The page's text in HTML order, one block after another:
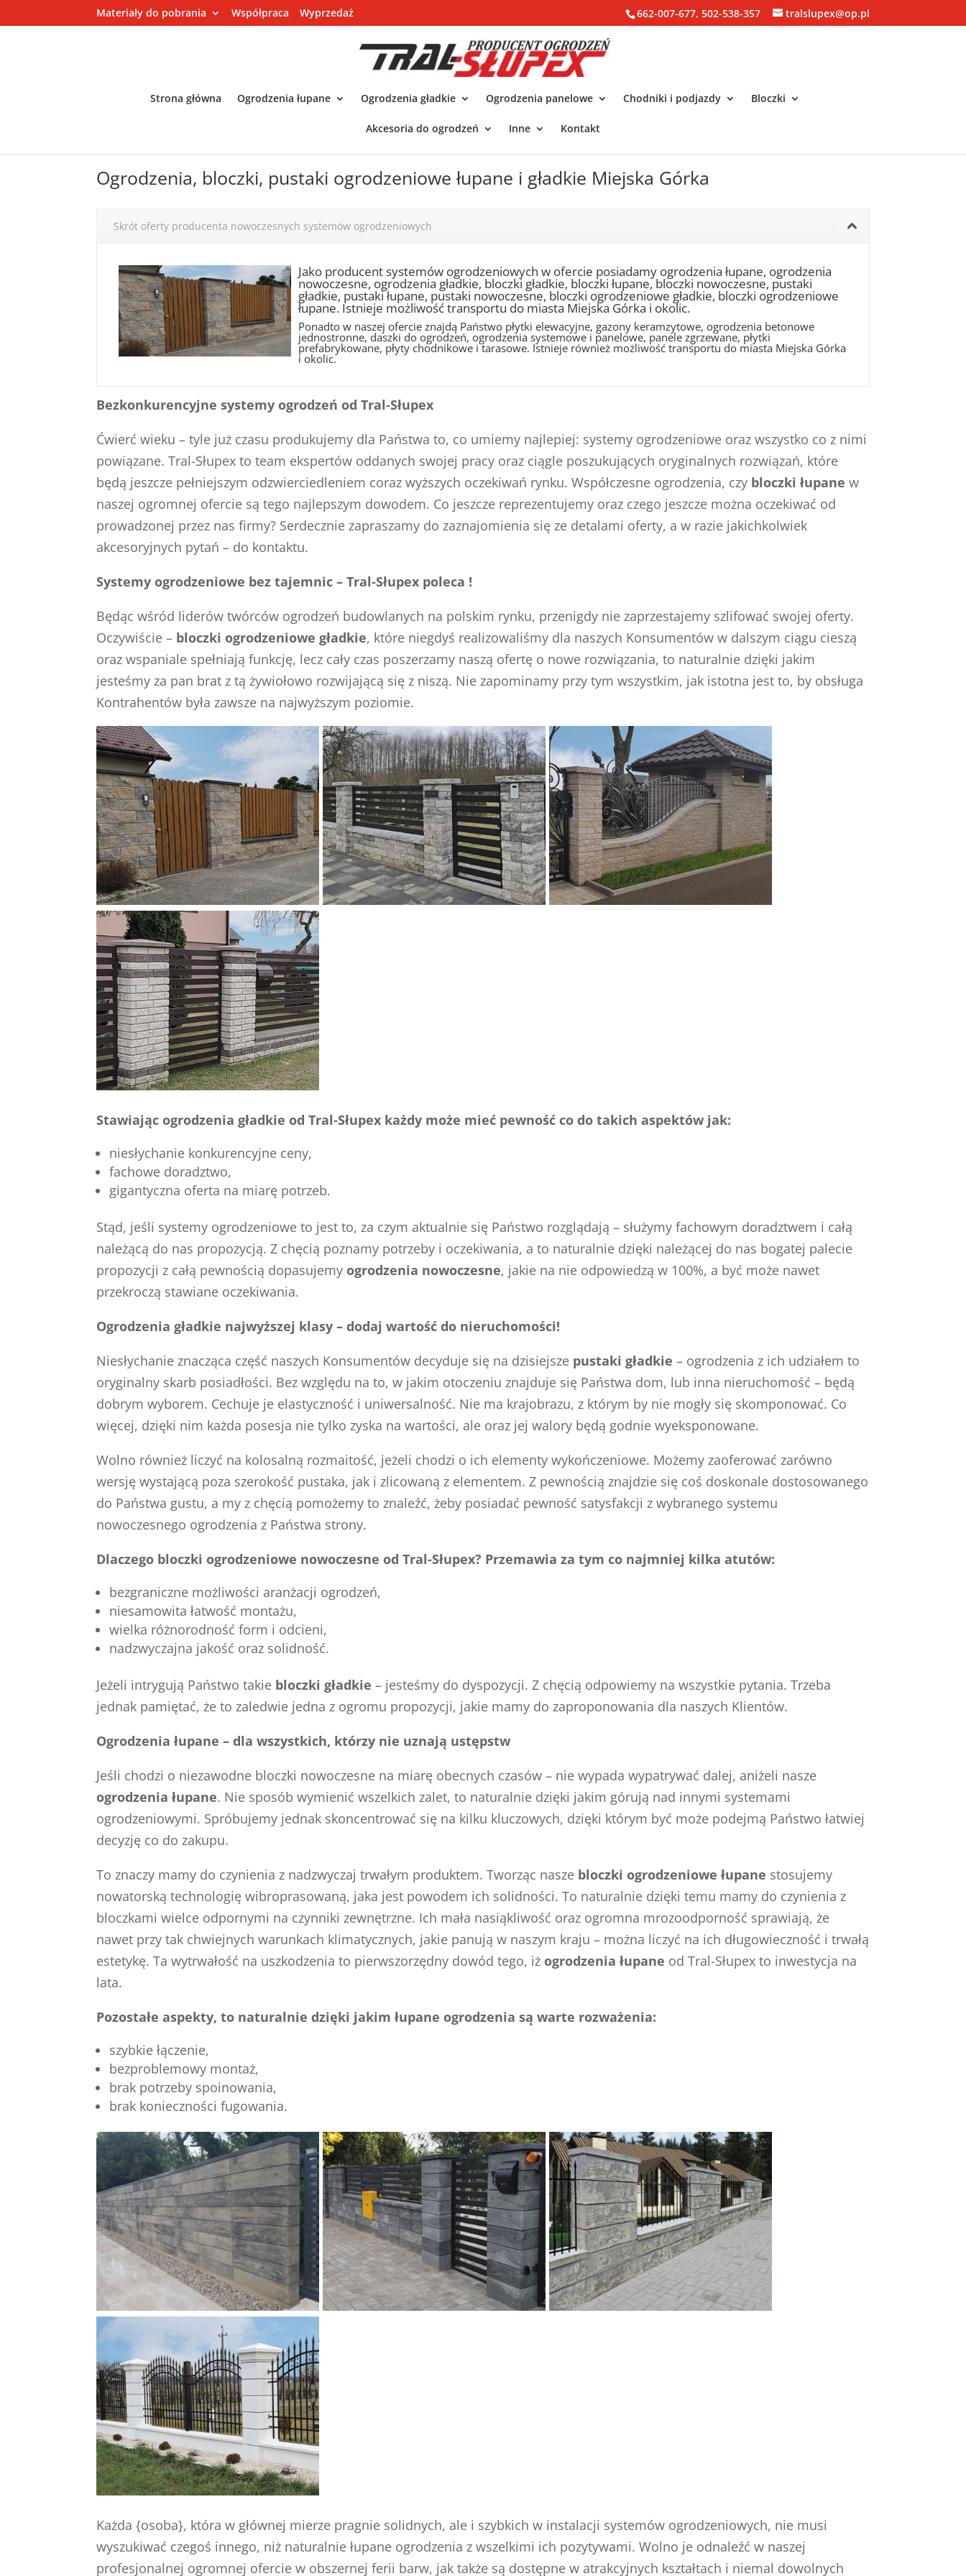
662-007-677, 502-538-357 tralslupex@op.pl
Materiały do pobrania Współpraca Wyprzedaż
Strona główna Ogrodzenia łupane Ogrodzenia gładkie Ogrodzenia panelowe Chodniki i podjazdy Bloczki
Akcesoria do ogrodzeń Inne Kontakt
Ogrodzenia, bloczki, pustaki ogrodzeniowe łupane i gładkie Miejska Górka
Skrót oferty producenta nowoczesnych systemów ogrodzeniowych
Jako producent systemów ogrodzeniowych w ofercie posiadamy ogrodzenia łupane, ogrodzenia
nowoczesne, ogrodzenia gładkie, bloczki gładkie, bloczki łupane, bloczki nowoczesne, pustaki
gładkie, pustaki łupane, pustaki nowoczesne, bloczki ogrodzeniowe gładkie, bloczki ogrodzeniowe
łupane. Istnieje możliwość transportu do miasta Miejska Górka i okolic.
Ponadto w naszej ofercie znajdą Państwo płytki elewacyjne, gazony keramzytowe, ogrodzenia betonowe
jednostronne, daszki do ogrodzeń, ogrodzenia systemowe i panelowe, panele zgrzewane, płytki
prefabrykowane, płyty chodnikowe i tarasowe. Istnieje również możliwość transportu do miasta Miejska Górka
i okolic.
Bezkonkurencyjne systemy ogrodzeń od Tral-Słupex
Ćwierć wieku – tyle już czasu produkujemy dla Państwa to, co umiemy najlepiej: systemy ogrodzeniowe oraz wszystko co z nimi
powiązane. Tral-Słupex to team ekspertów oddanych swojej pracy oraz ciągle poszukujących oryginalnych rozwiązań, które
będą jeszcze pełniejszym odzwierciedleniem coraz wyższych oczekiwań rynku. Współczesne ogrodzenia, czy bloczki łupane w
naszej ogromnej ofercie są tego najlepszym dowodem. Co jeszcze reprezentujemy oraz czego jeszcze można oczekiwać od
prowadzonej przez nas firmy? Serdecznie zapraszamy do zaznajomienia się ze detalami oferty, a w razie jakichkolwiek
akcesoryjnych pytań – do kontaktu.
Systemy ogrodzeniowe bez tajemnic – Tral-Słupex poleca !
Będąc wśród liderów twórców ogrodzeń budowlanych na polskim rynku, przenigdy nie zaprzestajemy szlifować swojej oferty.
Oczywiście – bloczki ogrodzeniowe gładkie, które niegdyś realizowaliśmy dla naszych Konsumentów w dalszym ciągu cieszą
oraz wspaniale spełniają funkcję, lecz cały czas poszerzamy naszą ofertę o nowe rozwiązania, to naturalnie dzięki jakim
jesteśmy za pan brat z tą żywiołowo rozwijającą się z niszą. Nie zapominamy przy tym wszystkim, jak istotna jest to, by obsługa
Kontrahentów była zawsze na najwyższym poziomie.
Stawiając ogrodzenia gładkie od Tral-Słupex każdy może mieć pewność co do takich aspektów jak:
niesłychanie konkurencyjne ceny,
fachowe doradztwo,
gigantyczna oferta na miarę potrzeb.
Stąd, jeśli systemy ogrodzeniowe to jest to, za czym aktualnie się Państwo rozglądają – służymy fachowym doradztwem i całą
należącą do nas propozycją. Z chęcią poznamy potrzeby i oczekiwania, a to naturalnie dzięki należącej do nas bogatej palecie
propozycji z całą pewnością dopasujemy ogrodzenia nowoczesne, jakie na nie odpowiedzą w 100%, a być może nawet
przekroczą stawiane oczekiwania.
Ogrodzenia gładkie najwyższej klasy – dodaj wartość do nieruchomości!
Niesłychanie znacząca część naszych Konsumentów decyduje się na dzisiejsze pustaki gładkie – ogrodzenia z ich udziałem to
oryginalny skarb posiadłości. Bez względu na to, w jakim otoczeniu znajduje się Państwa dom, lub inna nieruchomość – będą
dobrym wyborem. Cechuje je elastyczność i uniwersalność. Nie ma krajobrazu, z którym by nie mogły się skomponować. Co
więcej, dzięki nim każda posesja nie tylko zyska na wartości, ale oraz jej walory będą godnie wyeksponowane.
Wolno również liczyć na kolosalną rozmaitość, jeżeli chodzi o ich elementy wykończeniowe. Możemy zaoferować zarówno
wersję wystającą poza szerokość pustaka, jak i zlicowaną z elementem. Z pewnością znajdzie się coś doskonale dostosowanego
do Państwa gustu, a my z chęcią pomożemy to znaleźć, żeby posiadać pewność satysfakcji z wybranego systemu
nowoczesnego ogrodzenia z Państwa strony.
Dlaczego bloczki ogrodzeniowe nowoczesne od Tral-Słupex? Przemawia za tym co najmniej kilka atutów:
bezgraniczne możliwości aranżacji ogrodzeń,
niesamowita łatwość montażu,
wielka różnorodność form i odcieni,
nadzwyczajna jakość oraz solidność.
Jeżeli intrygują Państwo takie bloczki gładkie – jesteśmy do dyspozycji. Z chęcią odpowiemy na wszystkie pytania. Trzeba
jednak pamiętać, że to zaledwie jedna z ogromu propozycji, jakie mamy do zaproponowania dla naszych Klientów.
Ogrodzenia łupane – dla wszystkich, którzy nie uznają ustępstw
Jeśli chodzi o niezawodne bloczki nowoczesne na miarę obecnych czasów – nie wypada wypatrywać dalej, aniżeli nasze
ogrodzenia łupane. Nie sposób wymienić wszelkich zalet, to naturalnie dzięki jakim górują nad innymi systemami
ogrodzeniowymi. Spróbujemy jednak skoncentrować się na kilku kluczowych, dzięki którym być może podejmą Państwo łatwiej
decyzję co do zakupu.
To znaczy mamy do czynienia z nadzwyczaj trwałym produktem. Tworząc nasze bloczki ogrodzeniowe łupane stosujemy
nowatorską technologię wibroprasowaną, jaka jest powodem ich solidności. To naturalnie dzięki temu mamy do czynienia z
bloczkami wielce odpornymi na czynniki zewnętrzne. Ich mała nasiąkliwość oraz ogromna mrozoodporność sprawiają, że
nawet przy tak chwiejnych warunkach klimatycznych, jakie panują w naszym kraju – można liczyć na ich długowieczność i trwałą
estetykę. Ta wytrwałość na uszkodzenia to pierwszorzędny dowód tego, iż ogrodzenia łupane od Tral-Słupex to inwestycja na
lata.
Pozostałe aspekty, to naturalnie dzięki jakim łupane ogrodzenia są warte rozważenia:
szybkie łączenie,
bezproblemowy montaż,
brak potrzeby spoinowania,
brak konieczności fugowania.
Każda {osoba}, która w głównej mierze pragnie solidnych, ale i szybkich w instalacji systemów ogrodzeniowych, nie musi
wyszukiwać czegoś innego, niż naturalnie łupane ogrodzenia z wszelkimi ich pozytywami. Wolno je odnaleźć w naszej
profesjonalnej ogromnej ofercie w obszernej ferii barw, jak także są dostępne w atrakcyjnych kształtach i niemal dowolnych